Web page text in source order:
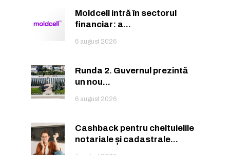
Moldcell intră în sectorul
financiar: a...
6 august 2026
Runda 2. Guvernul prezintă
un nou...
6 august 2026
Cashback pentru cheltuielile
notariale și cadastrale...